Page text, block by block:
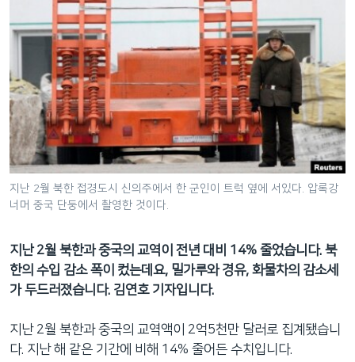
동
메
인
네
비
게
이
로
동
색
으
언어 선택
지난 2월 북한 접경도시 신의주에서 한 군인이 트럭 옆에 서있다. 압록강
너머 중국 단둥에서 촬영한 것이다.
지난 2월 북한과 중국의 교역이 전년 대비 14% 줄었습니다. 북
한의 수입 감소 폭이 컸는데요, 밀가루와 경유, 화물차의 감소세
가 두드러졌습니다. 김연호 기자입니다.
지난 2월 북한과 중국의 교역액이 2억5천만 달러로 집계됐습니
다. 지난 해 같은 기간에 비해 14% 줄어든 수치입니다.